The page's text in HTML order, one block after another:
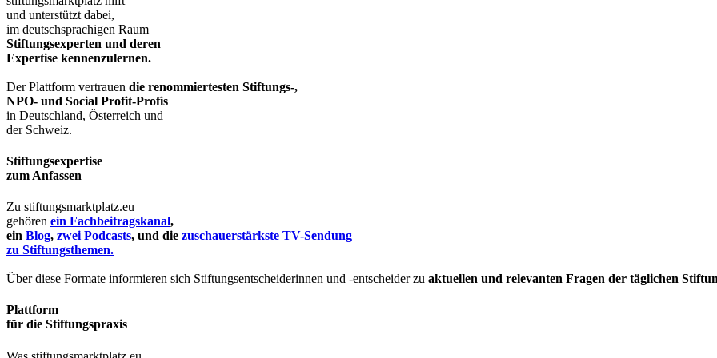
und unterstützt dabei,
im deutschsprachigen Raum
Stiftungsexperten und deren
Expertise kennenzulernen.
Der Plattform vertrauen die renommiertesten Stiftungs-,
NPO- und Social Profit-Profis
in Deutschland, Österreich und
der Schweiz.
Stiftungsexpertise
zum Anfassen
Zu stiftungsmarktplatz.eu
gehören ein Fachbeitragskanal,
ein Blog, zwei Podcasts, und die zuschauerstärkste TV-Sendung
zu Stiftungsthemen.
Über diese Formate informieren sich Stiftungsentscheiderinnen und -entscheider zu aktuellen und relevanten Fragen der täglichen
Plattform
für die Stiftungspraxis